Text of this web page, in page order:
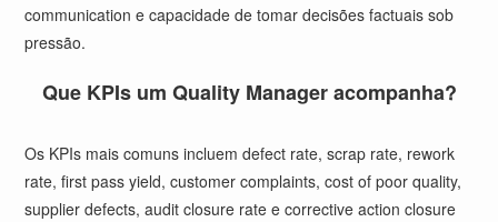
communication e capacidade de tomar decisões factuais sob
pressão.
Que KPIs um Quality Manager acompanha?
Os KPIs mais comuns incluem defect rate, scrap rate, rework
rate, first pass yield, customer complaints, cost of poor quality,
supplier defects, audit closure rate e corrective action closure